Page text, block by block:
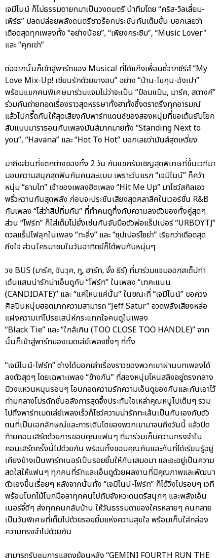
เจมีไนน์ ก็ไม่ธรรมดายกมาเป็นวงดนตรี นำทีมโดย “คริส-วิลเลี่ยม-
เพิร์ธ” ปลดปล่อยพลังดนตรีชาวร็อกประชันกันเต็มขั้น บอกเลยว่า
เดือดสุดทุกเพลงทั้ง “อย่างน้อย”, “เพียงกระซิบ”, “Music Lover"
และ “คุกเข่า”
ต่อจากนั้นก็เข้าสู่พาร์ทของ Musical ที่ได้แก๊งเพื่อนซี้จากซีรีส์ “My
Love Mix-Up! เขียนรักด้วยยางลบ” อย่าง “ป่าน-โชกุน-อังเปา”
พร้อมแขกคนพิเศษมาร่วมแจมไม่ว่าจะเป็น “ป๋อมแป๋ม, มาร์ค, สตางค์”
ร่วมกันถ่ายทอดเรื่องราวสุดหรรษาทั้งฮาทั้งซึ้งตราตรึงทุกอารมณ์
แล้วไปกรี๊ดกันให้สุดเสียงกับพาร์ทแดนซ์ของสองหนุ่มที่ขอเต้นยับโยก
สับแบบมาราธอนกับเพลงมันส์มากมายทั้ง “Standing Next to
you”, “Havana” และ “Hot To Hot” บอกเลยว่ามันส์สุดเหวี่ยง
มาถึงส่วนที่แตกต่างของทั้ง 2 วัน กับแขกรับเชิญสุดพิเศษที่ขึ้นเวทีมา
มอบความสนุกสุดฟินกันคนละแบบ เพราะวันแรก “เจมีไนน์” ก็คว้า
หนุ่ม “ธามไท” เจ้าของเพลงฮิตเพลง “Hit Me Up” มาโชว์สกิลเอว
พริ้วหวานกันสุดพลัง ก่อนจะประชันเสียงสุดคลาสิคในเวอร์ชั่น R&B
กับเพลง “ไส่ว่าสิบ่ทิ่มกัน” ที่ทำคนดูทึ่งกับความลงตัวของทั้งคู่สุดๆ
ส่วน “โฟร์ท” ก็ใส่เต็มไม่ยั้งเช่นกันจับมือตัวพ่อแร็ปเปอร์ “URBOYTJ”
ดวลแร็ปไฟลุกในเพลง “ทะลึ่ง” และ “ซุปเปอร์ไซย่า” เรียกว่าเดือดสุด
ถึงใจ ส่วนใครมาชมในวันอาทิตย์ก็ได้พบกับหนุ่มๆ
วง BUS (มาร์ค, จินวุค, ภู, ฮาร์ท, จั๋ง ธีร์) ที่มาร่วมแจมออกสเต็ปท่า
เต้นแสนน่ารักน่าเอ็นดูกับ “โฟร์ท” ในเพลง “เทคะแนน
(CANDIDATE)” และ “แค่ไหนแค่นั้น” ในขณะที่ “เจมีไนน์” ขอควง
ศิลปินหนุ่มฮอตมากความสามารถ “Jeff Satur” อวดพลังเสียงหล่อ
แฝงความเท่โปรยเสน่ห์กระแทกใจคนดูในเพลง
“Black Tie” และ “ใกล้เกิน (TOO CLOSE TOO HANDLE)” จาก
นั้นก็เข้าสู่พาร์ทของเมดเล่ย์เพลงซึ้งๆ ที่ทั้ง
“เจมีไนน์-โฟร์ท” ต่างได้บอกเล่าเรื่องราวของพวกเขาผ่านบทเพลงได้
ลงตัวสุดๆ โดยเฉพาะเพลง “ข้างกัน” ที่สองหนุ่มโหนสลิงอยู่ตรงกลาง
มีวงแหวนหมุนรอบๆ โอบกอดความรักความเอ็นดูของกันและกันเอาไว้
ท่ามกลางโปรดักชั่นอลังการสุดจึ้งประทับใจเหล่าคุณหนูไปเต็มๆ รวม
ไปถึงพาร์ทเมดเล่ย์เพลงเร็วก็โชว์ความน่ารักทะเล้นเป็นกันเองกับตัว
ตนที่เป็นเอกลักษณ์และการเติบโตของพวกเขามาจนถึงวันนี้ แล้วปิด
ท้ายคอนเสิร์ตด้วยการขอบคุณแฟนๆ ที่มาร่วมเก็บความทรงจำใน
คอนเสิร์ตครั้งนี้ไปด้วยกัน พร้อมทั้งขอบคุณกันและกันที่ได้เรียนรู้อยู่
เคียงข้างเป็นพาร์ทเนอร์เป็นรอยยิ้มให้กันเสมอมา และจะอยู่เป็นความ
สดใสให้แฟนๆ ทุกคนที่รักและเอ็นดูด้วยผลงานที่มีคุณภาพและพัฒนา
ตัวเองขึ้นเรื่อยๆ หลังจากนั้นทั้ง “เจมีไนน์-โฟร์ท” ก็ได้วิ่งไปรอบๆ เวที
พร้อมโบกไม้โบกมือลาทุกคนไปกับจังหวะดนตรีสนุกๆ และพลังเอ็น
เนอร์จี้ดีๆ ส่งทุกคนกลับบ้าน ให้วันธรรมดาของใครหลายๆ คนกลาย
เป็นวันพิเศษที่เต็มไปด้วยรอยยิ้มแห่งความสุขใจ พร้อมเก็บใส่กล่อง
ความทรงจำไปด้วยกัน
สามารถรับชมการแสดงย้อนหลัง “GEMINI FOURTH RUN THE